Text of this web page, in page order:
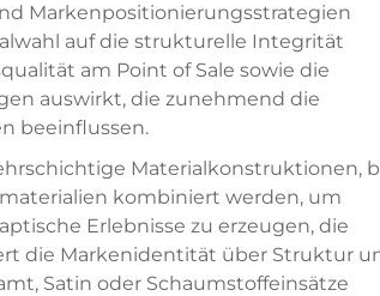
Markenpositionierungsstrategien
auf die strukturelle Integrität
am Point of Sale sowie die
auswirkt, die zunehmend die
beeinflussen.
Materialkonstruktionen,
kombiniert werden, um
Erlebnisse zu erzeugen, die
die Markenidentität über Struktur
Satin oder Schaumstoffeinsätze